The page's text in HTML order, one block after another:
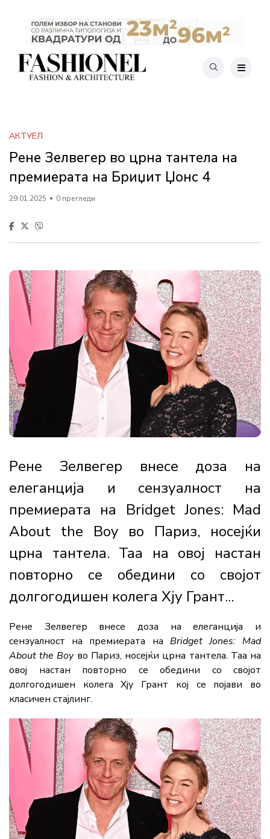
АКТУЕЛ
Рене Зелвегер во црна тантелa на
премиерата на Бриџит Џонс 4
29.01.2025 0 прегледи
Рене Зелвегер внесе доза на
елеганција и сензуалност на
премиерата на Bridget Jones: Mad
About the Boy во Париз, носејќи
црна тантела. Таа на овој настан
повторно се обедини со својот
долгогодишен колега Хју Грант...
Рене Зелвегер внесе доза на елеганција и
сензуалност на премиерата на Bridget Jones: Mad
About the Boyво Париз, носејќи црна тантела. Таа на
овој настан повторно се обедини со својот
долгогодишен колега Хју Грант кој се појави во
класичен стајлинг.